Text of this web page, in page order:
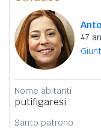
47
Nome abitanti
putifigaresi
Santo patrono